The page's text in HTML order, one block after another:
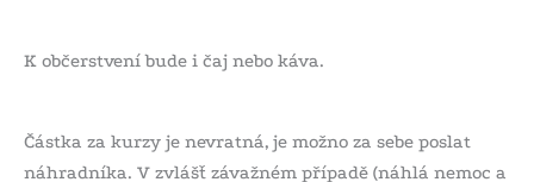
K občerstvení bude i čaj nebo káva.
Částka za kurzy je nevratná, je možno za sebe poslat
náhradníka. V zvlášť závažném případě (náhlá nemoc a